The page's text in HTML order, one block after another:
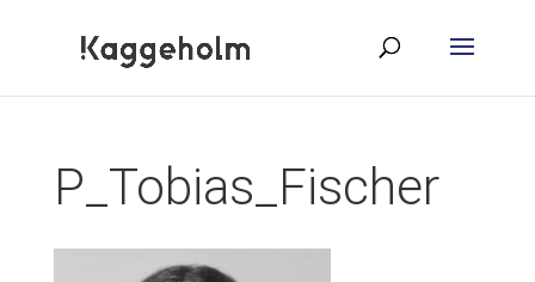
P_Tobias_Fischer